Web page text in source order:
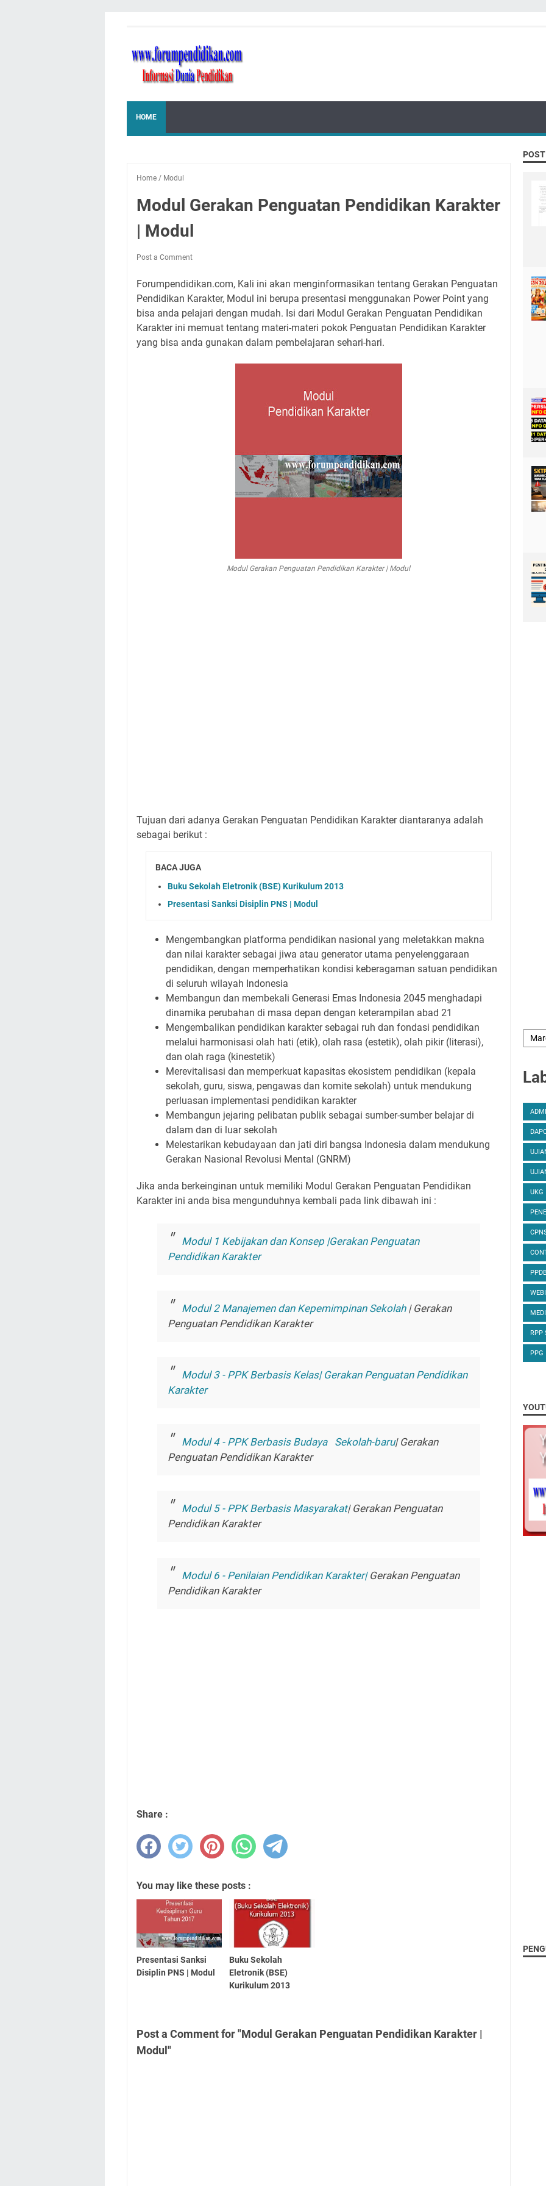
HOME
Home / Modul
Modul Gerakan Penguatan Pendidikan Karakter
| Modul
Post a Comment
Forumpendidikan.com, Kali ini akan menginformasikan tentang Gerakan Penguatan
Pendidikan Karakter, Modul ini berupa presentasi menggunakan Power Point yang
bisa anda pelajari dengan mudah. Isi dari Modul Gerakan Penguatan Pendidikan
Karakter ini memuat tentang materi-materi pokok Penguatan Pendidikan Karakter
yang bisa anda gunakan dalam pembelajaran sehari-hari.
Modul Gerakan Penguatan Pendidikan Karakter | Modul
Tujuan dari adanya Gerakan Penguatan Pendidikan Karakter diantaranya adalah
sebagai berikut :
BACA JUGA
Buku Sekolah Eletronik (BSE) Kurikulum 2013
Presentasi Sanksi Disiplin PNS | Modul
Mengembangkan platforma pendidikan nasional yang meletakkan makna
dan nilai karakter sebagai jiwa atau generator utama penyelenggaraan
pendidikan, dengan memperhatikan kondisi keberagaman satuan pendidikan
di seluruh wilayah Indonesia
Membangun dan membekali Generasi Emas Indonesia 2045 menghadapi
dinamika perubahan di masa depan dengan keterampilan abad 21
Mengembalikan pendidikan karakter sebagai ruh dan fondasi pendidikan
melalui harmonisasi olah hati (etik), olah rasa (estetik), olah pikir (literasi),
dan olah raga (kinestetik)
Merevitalisasi dan memperkuat kapasitas ekosistem pendidikan (kepala
sekolah, guru, siswa, pengawas dan komite sekolah) untuk mendukung
perluasan implementasi pendidikan karakter
Membangun jejaring pelibatan publik sebagai sumber-sumber belajar di
dalam dan di luar sekolah
Melestarikan kebudayaan dan jati diri bangsa Indonesia dalam mendukung
Gerakan Nasional Revolusi Mental (GNRM)
Jika anda berkeinginan untuk memiliki Modul Gerakan Penguatan Pendidikan
Karakter ini anda bisa mengunduhnya kembali pada link dibawah ini :
Modul 1 Kebijakan dan Konsep |Gerakan Penguatan
Pendidikan Karakter
Modul 2 Manajemen dan Kepemimpinan Sekolah| Gerakan
Penguatan Pendidikan Karakter
Modul 3 - PPK Berbasis Kelas| Gerakan Penguatan Pendidikan
Karakter
Modul 4 - PPK Berbasis Budaya Sekolah-baru| Gerakan
Penguatan Pendidikan Karakter
Modul 5 - PPK Berbasis Masyarakat| Gerakan Penguatan
Pendidikan Karakter
Modul 6 - Penilaian Pendidikan Karakter|Gerakan Penguatan
Pendidikan Karakter
Share :
You may like these posts :
Presentasi Sanksi
Disiplin PNS | Modul
Buku Sekolah
Eletronik (BSE)
Kurikulum 2013
Post a Comment for "Modul Gerakan Penguatan Pendidikan Karakter |
Modul"
UKG
RPP
PPG